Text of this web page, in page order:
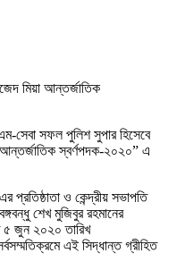
সেবা সফল পুলিশ সুপার হিসেবে
স্বর্ণপদক-২০২০” এ
প্রতিষ্ঠাতা ও কেন্দ্রীয় সভাপতি
শেখ মুজিবুর রহমানের
৫ জুন ২০২০ তারিখ
এই সিদ্ধান্ত গ্রীহিত